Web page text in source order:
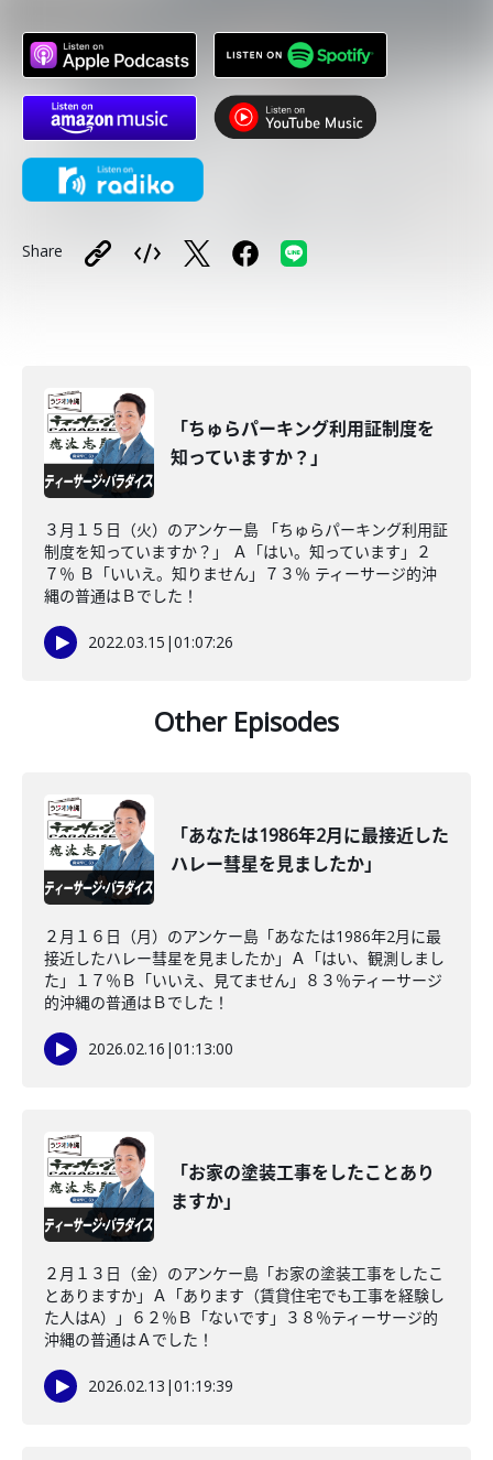
Share
「ちゅらパーキング利用証制度を
知っていますか？」
３月１５日（火）のアンケー島 「ちゅらパーキング利用証
制度を知っていますか？」 Ａ「はい。知っています」２
７％ Ｂ「いいえ。知りません」７３％ ティーサージ的沖
縄の普通はＢでした！
2022.03.15 |01:07:26
Other Episodes
「あなたは1986年2月に最接近した
ハレー彗星を見ましたか」
２月１６日（月）のアンケー島「あなたは1986年2月に最
接近したハレー彗星を見ましたか」Ａ「はい、観測しまし
た」１７％Ｂ「いいえ、見てません」８３％ティーサージ
的沖縄の普通はＢでした！
2026.02.16 |01:13:00
「お家の塗装工事をしたことあり
ますか」
２月１３日（金）のアンケー島「お家の塗装工事をしたこ
とありますか」Ａ「あります（賃貸住宅でも工事を経験し
た人はA）」６２％Ｂ「ないです」３８％ティーサージ的
沖縄の普通はＡでした！
2026.02.13 |01:19:39